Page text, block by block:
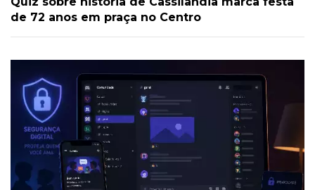
de 72 anos em praça no Centro